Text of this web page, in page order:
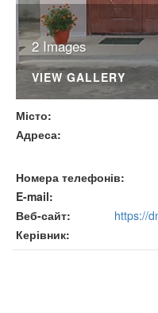
2 Images
VIEW GALLERY
Місто
Адреса
Номера телефонів
E-mail
Веб-сайт
https://
Керівник